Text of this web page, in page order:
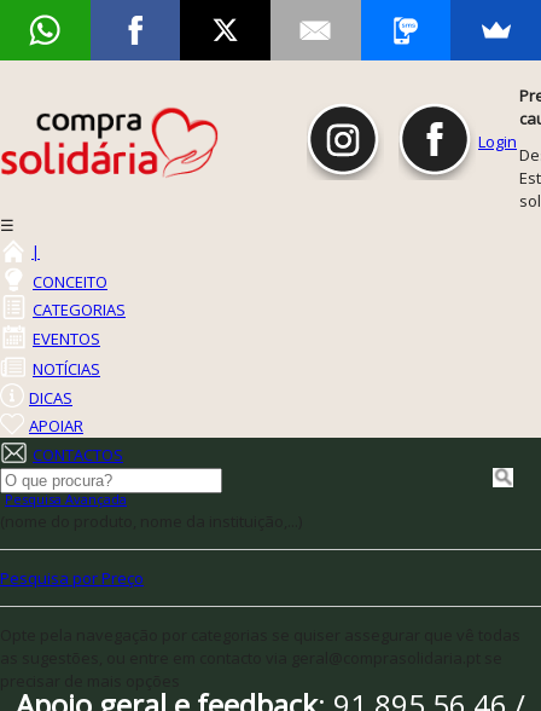
Login
☰
|
CONCEITO
CATEGORIAS
EVENTOS
NOTÍCIAS
DICAS
APOIAR
CONTACTOS
Pesquisa Avançada
Pesquisa por Preço